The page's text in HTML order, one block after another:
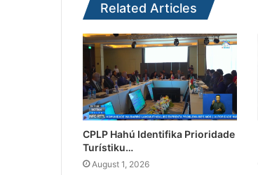
Related Articles
CPLP Hahú Identifika Prioridade
Turístiku…
August 1, 2026